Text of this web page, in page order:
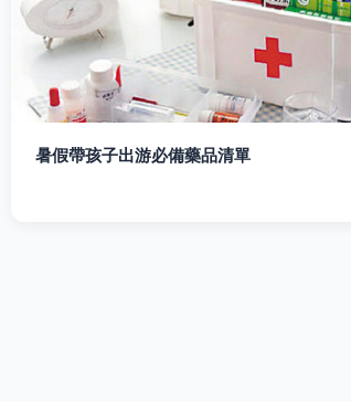
暑假帶孩子出游必備藥品清單